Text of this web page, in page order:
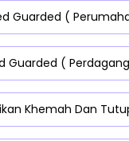
Guarded (
Guarded (
Khemah Dan